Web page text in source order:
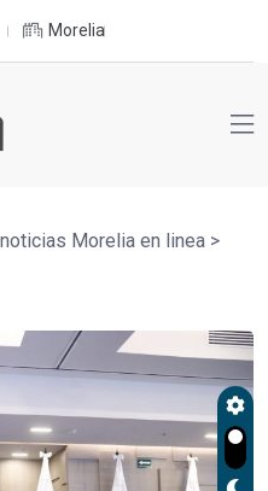
Morelia
Morelia en linea >